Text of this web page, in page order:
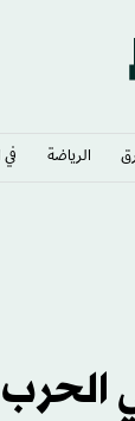
الرياضة
الحرب